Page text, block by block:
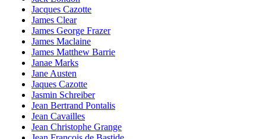
Jacques Cazotte
James Clear
James George Frazer
James Maclaine
James Matthew Barrie
Janae Marks
Jane Austen
Jaques Cazotte
Jasmin Schreiber
Jean Bertrand Pontalis
Jean Cavailles
Jean Christophe Grange